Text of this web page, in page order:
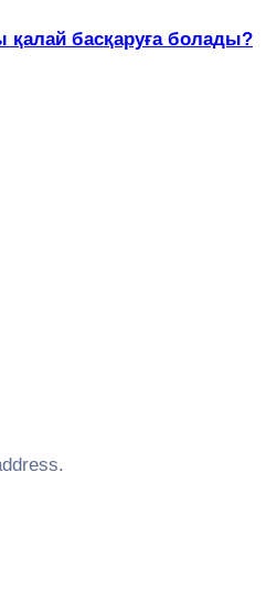
қалай басқаруға болады?